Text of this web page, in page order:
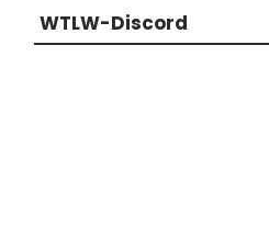
WTLW-Discord